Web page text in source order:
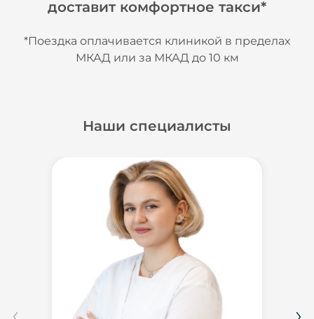
доставит комфортное такси*
*Поездка оплачивается клиникой в пределах
МКАД или за МКАД до 10 км
Наши специалисты